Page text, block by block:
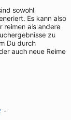
sowohl
Es kann also
reimen als andere
zu
Du durch
auch neue Reime
-